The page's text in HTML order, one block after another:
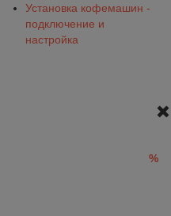
Установка кофемашин -
подключение и
настройка
%